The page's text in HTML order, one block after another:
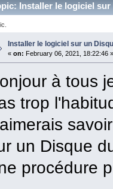
Installer le logiciel
Installer le logiciel sur un
« on: February 06, 2021, 18:22:46 »
à tous
trop
un Disque
procédure